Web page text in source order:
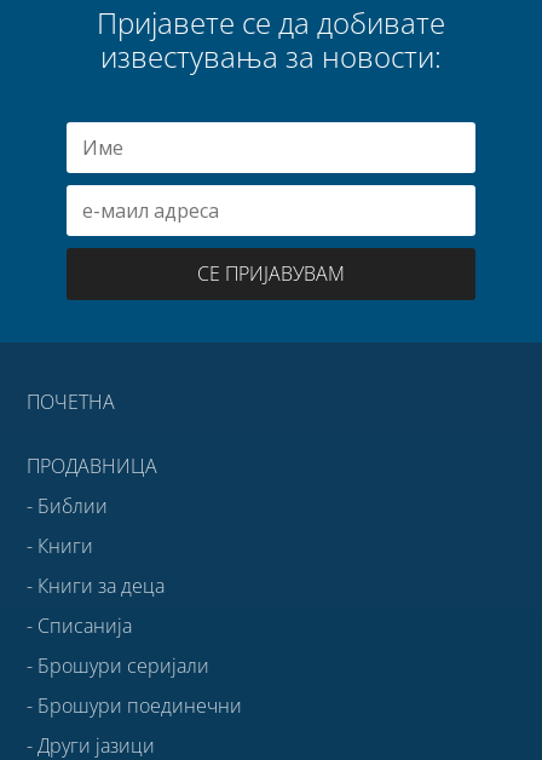
Пријавете се да добивате
известувања за новости:
СЕ ПРИЈАВУВАМ
ПОЧЕТНА
ПРОДАВНИЦА
- Библии
- Книги
- Книги за деца
- Списанија
- Брошури серијали
- Брошури поединечни
- Други јазици